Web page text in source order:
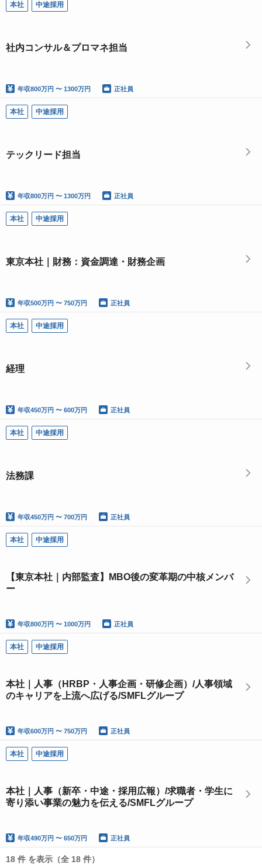
本社 中途採用
社内コンサル＆プロマネ担当
年収800万円 〜 1300万円 正社員
本社 中途採用
テックリード担当
年収800万円 〜 1300万円 正社員
本社 中途採用
東京本社｜財務：資金調達・財務企画
年収500万円 〜 750万円 正社員
本社 中途採用
経理
年収450万円 〜 600万円 正社員
本社 中途採用
法務課
年収450万円 〜 700万円 正社員
本社 中途採用
【東京本社｜内部監査】MBO後の変革期の中核メンバ
ー
年収800万円 〜 1000万円 正社員
本社 中途採用
本社｜人事（HRBP・人事企画・研修企画）/人事領域
のキャリアを上流へ広げる/SMFLグループ
年収600万円 〜 750万円 正社員
本社 中途採用
本社｜人事（新卒・中途・採用広報）/求職者・学生に
寄り添い事業の魅力を伝える/SMFLグループ
年収490万円 〜 650万円 正社員
18 件 を表示（全 18 件）